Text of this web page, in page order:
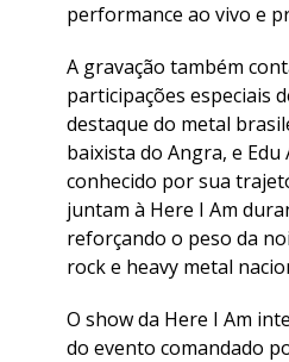
performance ao vivo e
A gravação também
participações especiais
destaque do metal
baixista do Angra, e
conhecido por sua
juntam à Here I Am
reforçando o peso da
rock e heavy metal
O show da Here I Am
do evento comandado